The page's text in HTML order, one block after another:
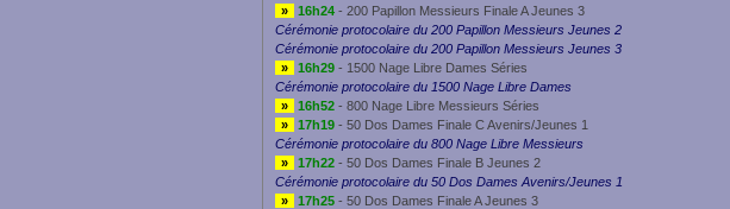
»
16h24 - 200 Papillon Messieurs Finale A Jeunes 3
Cérémonie protocolaire du 200 Papillon Messieurs Jeunes 2
Cérémonie protocolaire du 200 Papillon Messieurs Jeunes 3
»
16h29 - 1500 Nage Libre Dames Séries
Cérémonie protocolaire du 1500 Nage Libre Dames
»
16h52 - 800 Nage Libre Messieurs Séries
»
17h19 - 50 Dos Dames Finale C Avenirs/Jeunes 1
Cérémonie protocolaire du 800 Nage Libre Messieurs
»
17h22 - 50 Dos Dames Finale B Jeunes 2
Cérémonie protocolaire du 50 Dos Dames Avenirs/Jeunes 1
»
17h25 - 50 Dos Dames Finale A Jeunes 3